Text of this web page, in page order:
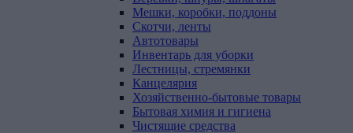
Мешки, коробки, поддоны
Скотчи, ленты
Автотовары
Инвентарь для уборки
Лестницы, стремянки
Канцелярия
Хозяйственно-бытовые товары
Бытовая химия и гигиена
Чистящие средства